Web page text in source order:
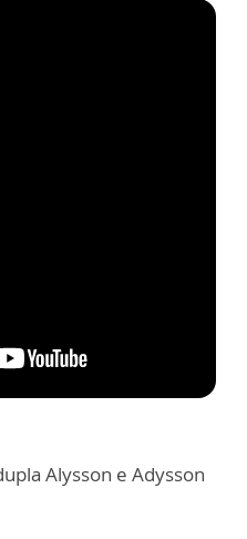
Alysson e Adysson